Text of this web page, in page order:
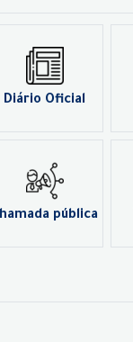
Diário Oficial
pública